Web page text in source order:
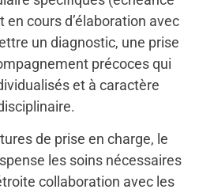
en cours d’élaboration avec
un diagnostic, une prise
précoces qui
et à caractère
de prise en charge, le
les soins nécessaires
collaboration avec les